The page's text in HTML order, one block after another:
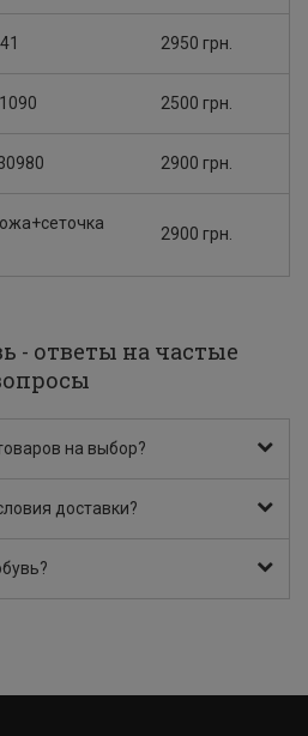
2950 грн.
2500 грн.
2900 грн.
2900 грн.
- ответы на частые
на выбор?
доставки?